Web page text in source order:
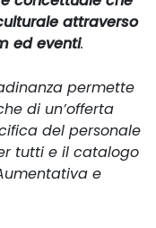
attraverso
ed eventi.
permette
di un’offerta
del personale
tutti e il catalogo
e